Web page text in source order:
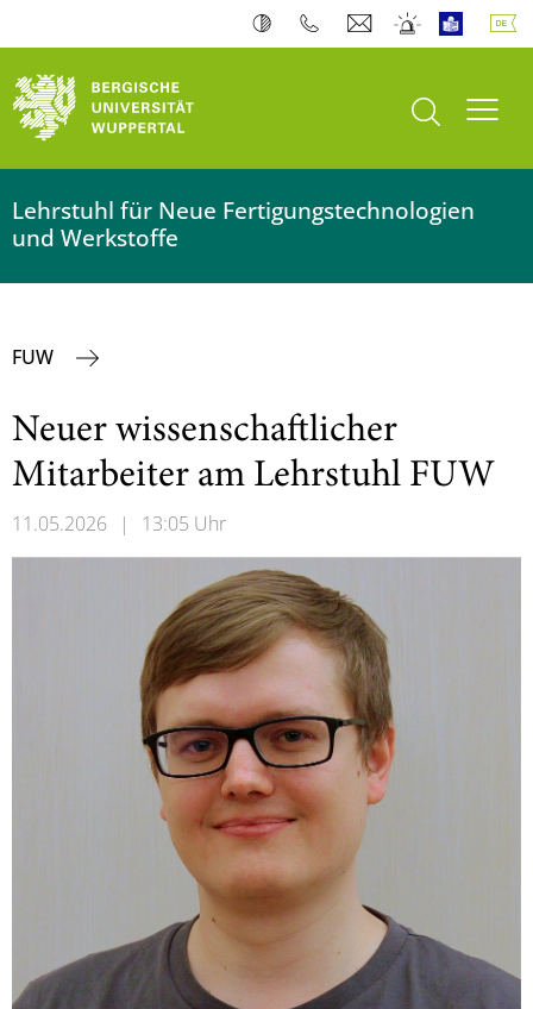
Suche öffnen
Lehrstuhl für Neue Fertigungstechnologien
und Werkstoffe
FUW
Neuer wissenschaftlicher
Mitarbeiter am Lehrstuhl FUW
11.05.2026 | 13:05 Uhr